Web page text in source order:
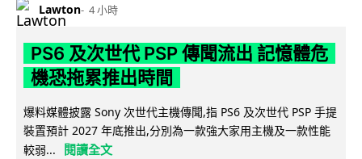
Lawton 4 小時
PS6 及次世代 PSP 傳聞流出 記憶體危
機恐拖累推出時間
爆料媒體披露 Sony 次世代主機傳聞,指 PS6 及次世代 PSP 手提
裝置預計 2027 年底推出,分別為一款強大家用主機及一款性能
較弱...
閱讀全文